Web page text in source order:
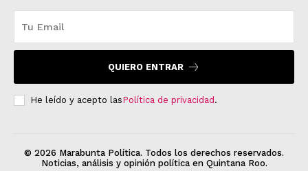
QUIERO ENTRAR
He leído y acepto lasPolítica de privacidad .
© 2026 Marabunta Política. Todos los derechos reservados.
Noticias, análisis y opinión política en Quintana Roo.